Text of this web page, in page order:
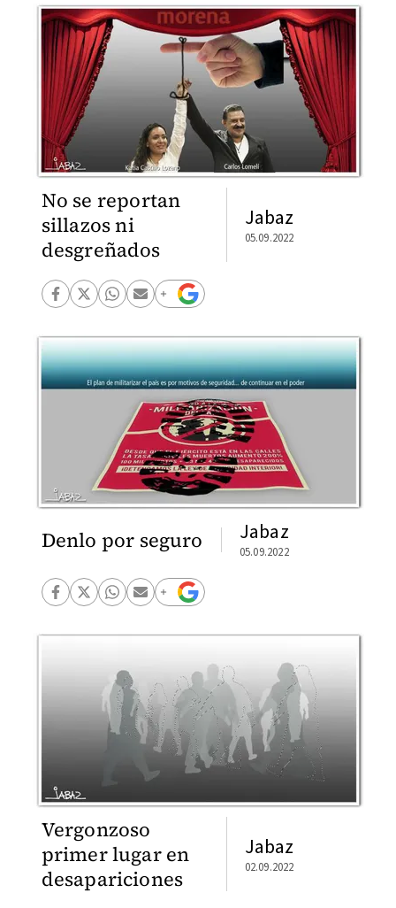
No se reportan
sillazos ni
desgreñados
Jabaz
05.09.2022
Denlo por seguro Jabaz
05.09.2022
Vergonzoso
primer lugar en
desapariciones
Jabaz
02.09.2022